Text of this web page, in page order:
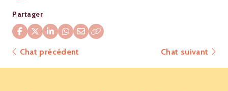
Partager
Chat précédent Chat suivant